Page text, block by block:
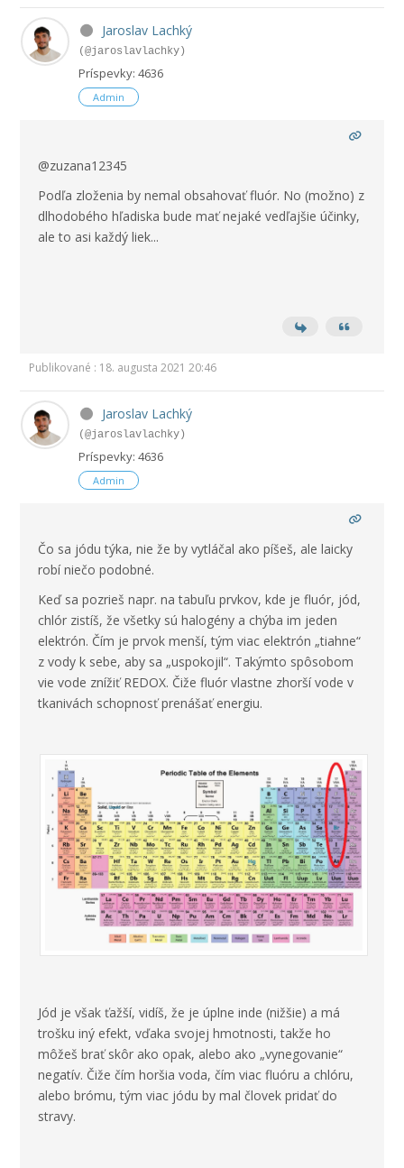
Jaroslav Lachký
(@jaroslavlachky)
Príspevky: 4636
Admin
@zuzana12345
Podľa zloženia by nemal obsahovať fluór. No (možno) z
dlhodobého hľadiska bude mať nejaké vedľajšie účinky,
ale to asi každý liek...
Publikované : 18. augusta 2021 20:46
Jaroslav Lachký
(@jaroslavlachky)
Príspevky: 4636
Admin
Čo sa jódu týka, nie že by vytláčal ako píšeš, ale laicky
robí niečo podobné.
Keď sa pozrieš napr. na tabuľu prvkov, kde je fluór, jód,
chlór zistíš, že všetky sú halogény a chýba im jeden
elektrón. Čím je prvok menší, tým viac elektrón „tiahne“
z vody k sebe, aby sa „uspokojil“. Takýmto spôsobom
vie vode znížiť REDOX. Čiže fluór vlastne zhorší vode v
tkanivách schopnosť prenášať energiu.
Jód je však ťažší, vidíš, že je úplne inde (nižšie) a má
trošku iný efekt, vďaka svojej hmotnosti, takže ho
môžeš brať skôr ako opak, alebo ako „vynegovanie“
negatív. Čiže čím horšia voda, čím viac fluóru a chlóru,
alebo brómu, tým viac jódu by mal človek pridať do
stravy.